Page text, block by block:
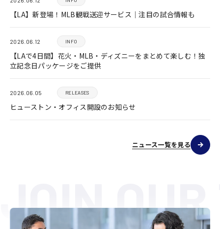
【LA】新登場！MLB観戦送迎サービス｜注目の試合情報も
2026.06.12 INFO
【LAで4日間】花火・MLB・ディズニーをまとめて楽しむ！独
立記念日パッケージをご提供
2026.06.05 RELEASES
ヒューストン・オフィス開設のお知らせ
ニュース一覧を見る
JOIN